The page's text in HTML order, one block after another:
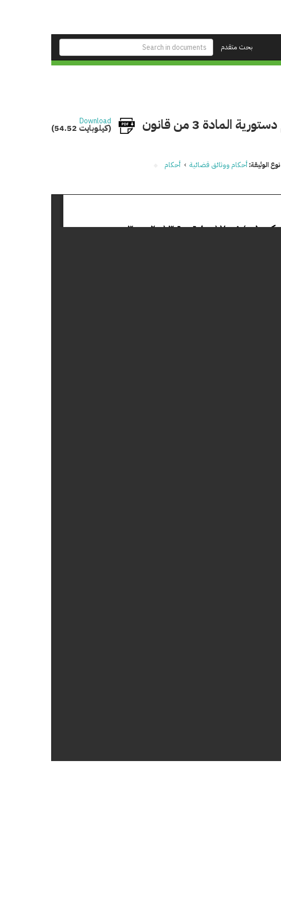
بحث متقدم
إنتهاء الخصومة في دعوى الفصل في عدم دستورية المادة 3 من قانون Download
(54.52 كيلوبايت)
نوع الوثيقة:أحكام ووثائق قضائية › أحكام